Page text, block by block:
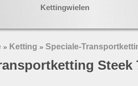
Kettingwielen
» Ketting » Speciale-
Steek